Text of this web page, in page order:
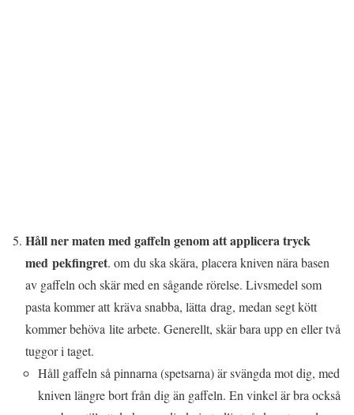
Håll ner maten med gaffeln genom att applicera tryck
med pekfingret. om du ska skära, placera kniven nära basen
av gaffeln och skär med en sågande rörelse. Livsmedel som
pasta kommer att kräva snabba, lätta drag, medan segt kött
kommer behöva lite arbete. Generellt, skär bara upp en eller två
tuggor i taget.
Håll gaffeln så pinnarna (spetsarna) är svängda mot dig, med
kniven längre bort från dig än gaffeln. En vinkel är bra också